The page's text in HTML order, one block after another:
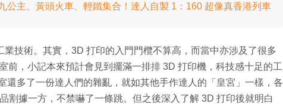
公主、黃頭火車、輕鐵集合！達人自製 1：160 超像真香港列車
技術。其實，3D 打印的入門門欖不算高，而當中亦涉及了很多
前，小記本來預計會見到擺滿一排排 3D 打印機，科技感十足的工
還多了一份達人們的雜亂，就如其他手作達人的「皇宮」一樣，各
割據一方，不禁嚇了一條跳。但之後深入了解 3D 打印後就明白